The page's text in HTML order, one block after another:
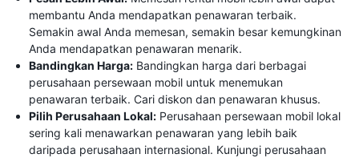
membantu Anda mendapatkan penawaran terbaik.
Semakin awal Anda memesan, semakin besar kemungkinan
Anda mendapatkan penawaran menarik.
Bandingkan Harga: Bandingkan harga dari berbagai
perusahaan persewaan mobil untuk menemukan
penawaran terbaik. Cari diskon dan penawaran khusus.
Pilih Perusahaan Lokal: Perusahaan persewaan mobil lokal
sering kali menawarkan penawaran yang lebih baik
daripada perusahaan internasional. Kunjungi perusahaan